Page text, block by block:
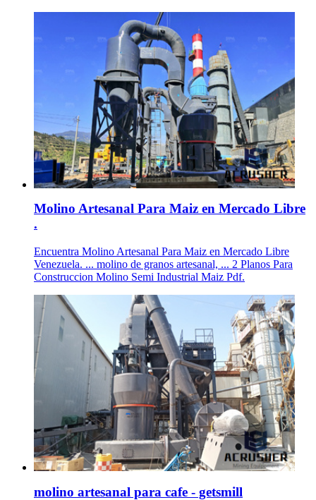
Molino Artesanal Para Maiz en Mercado Libre
.
Encuentra Molino Artesanal Para Maiz en Mercado Libre
Venezuela. ... molino de granos artesanal, ... 2 Planos Para
Construccion Molino Semi Industrial Maiz Pdf.
molino artesanal para cafe - getsmill